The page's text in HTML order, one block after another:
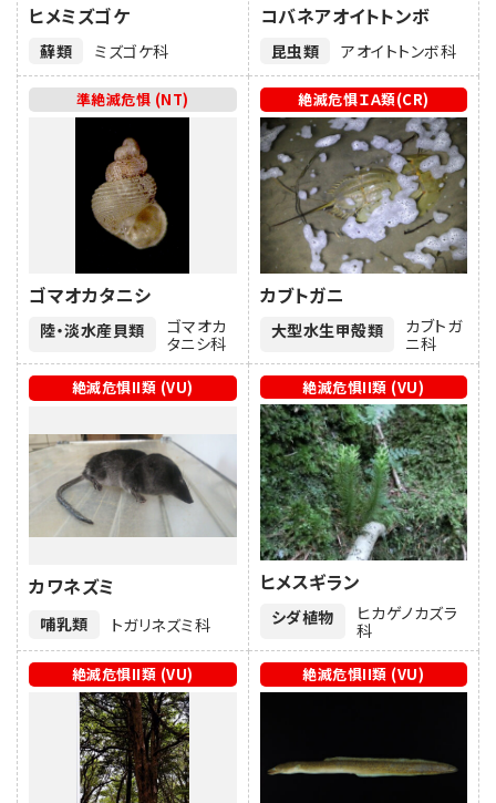
蘚類
ヒメミズゴケ
ミズゴケ科 昆虫類
コバネアオイトトンボ
アオイトトンボ科
陸・淡水産貝類
ゴマオカタニシ
ゴマオカ
タニシ科
準絶滅危惧 (NT)
大型水生甲殻類
カブトガニ
カブトガ
ニ科
絶滅危惧ＩＡ類(CR)
哺乳類
カワネズミ
トガリネズミ科
絶滅危惧II類 (VU)
シダ植物
ヒメスギラン
ヒカゲノカズラ
科
絶滅危惧II類 (VU)
絶滅危惧II類 (VU) 絶滅危惧II類 (VU)